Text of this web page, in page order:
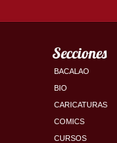
Secciones
BACALAO
BIO
CARICATURAS
COMICS
CURSOS